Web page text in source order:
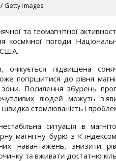
Getty Images
та геомагнітної
космічної погоди
США.
підвищена
погіршитися до рівня
Посилення збурень
людей можуть
стомлюваність і
ситуація в
магнітну бурю з К-
навантажень, знизити
та вживати достатню